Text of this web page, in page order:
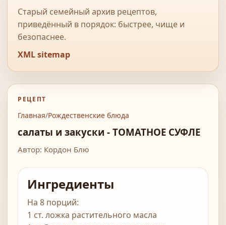
Старый семейный архив рецептов,
приведённый в порядок: быстрее, чище и
безопаснее.
XML sitemap
РЕЦЕПТ
Главная/Рождественские блюда
салаты и закуски - ТОМАТНОЕ СУФЛЕ
Автор: Кордон Блю
Ингредиенты
На 8 порций:
1 ст. ложка растительного масла